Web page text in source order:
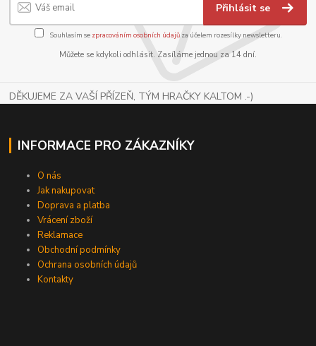
Přihlásit se
Souhlasím se zpracováním osobních údajůza účelem rozesílky newsletteru.
Můžete se kdykoli odhlásit. Zasíláme jednou za 14 dní.
DĚKUJEME ZA VAŠÍ PŘÍZEŇ, TÝM HRAČKY KALTOM .-)
INFORMACE PRO ZÁKAZNÍKY
O nás
Jak nakupovat
Doprava a platba
Vrácení zboží
Reklamace
Obchodní podmínky
Ochrana osobních údajů
Kontakty